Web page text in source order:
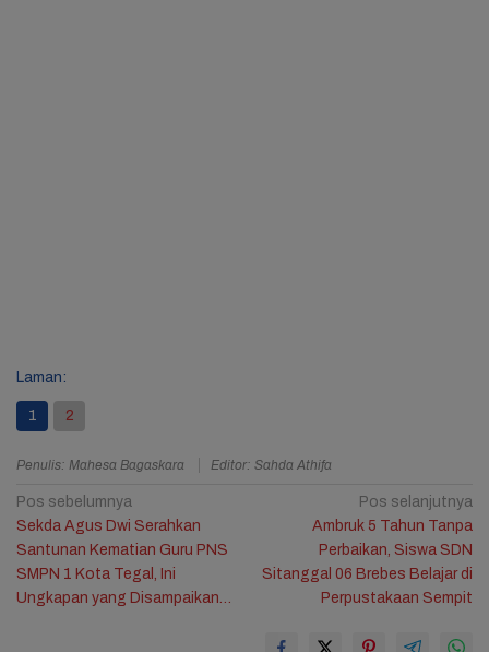
Laman:
1 2
Penulis: Mahesa Bagaskara Editor: Sahda Athifa
Navigasi
pos
Pos sebelumnya
Sekda Agus Dwi Serahkan
Santunan Kematian Guru PNS
SMPN 1 Kota Tegal, Ini
Ungkapan yang Disampaikan…
Pos selanjutnya
Ambruk 5 Tahun Tanpa
Perbaikan, Siswa SDN
Sitanggal 06 Brebes Belajar di
Perpustakaan Sempit